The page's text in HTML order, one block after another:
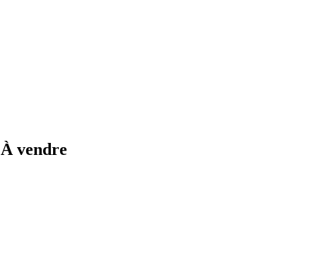
vendre